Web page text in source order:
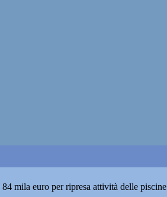
mila euro per ripresa attività delle piscine